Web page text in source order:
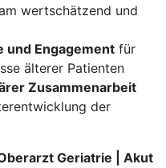
wertschätzend und
und Engagement für
älterer Patienten
Zusammenarbeit
der
Geriatrie | Akut